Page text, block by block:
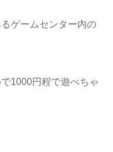
ゲームセンター内の
1000円程で遊べちゃ